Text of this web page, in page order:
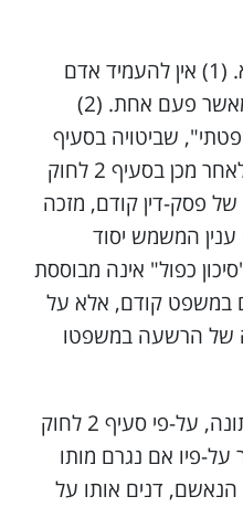
בית-המשפט העליון פסק: א. (1) אין להעמיד אדם
לדין פלילי באותו ענין יותר מאשר פעם אחת. (2)
שביטויה בסעיף
21 לפקודת החוק הפלילי ולאחר מכן בסעיף 2 לחוק
של פסק-דין קודם, מזכה
המשמש יסוד
(3) טענת "סיכון כפול" אינה מבוססת
במשפט קודם, אלא על
של הרשעה במשפטו
הטענה "כבר הורשעתי" נתונה, על-פי סעיף 2 לחוק
על-פיו אם נגרם מותו
דנים אותו על